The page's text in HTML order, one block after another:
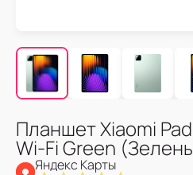
Планшет Xiaomi
Wi-Fi Green
Яндекс Карты